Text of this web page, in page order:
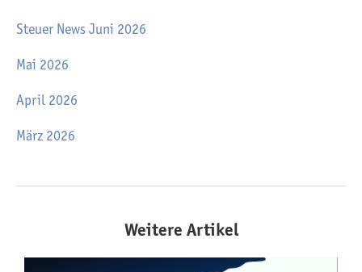
Steuer News Juni 2026
Mai 2026
April 2026
März 2026
Weitere Artikel